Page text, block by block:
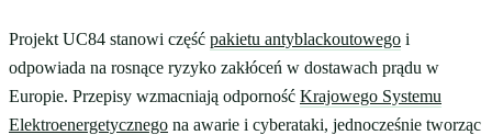
Projekt UC84 stanowi część pakietu antyblackoutowego i
odpowiada na rosnące ryzyko zakłóceń w dostawach prądu w
Europie. Przepisy wzmacniają odporność Krajowego Systemu
Elektroenergetycznego na awarie i cyberataki, jednocześnie tworząc